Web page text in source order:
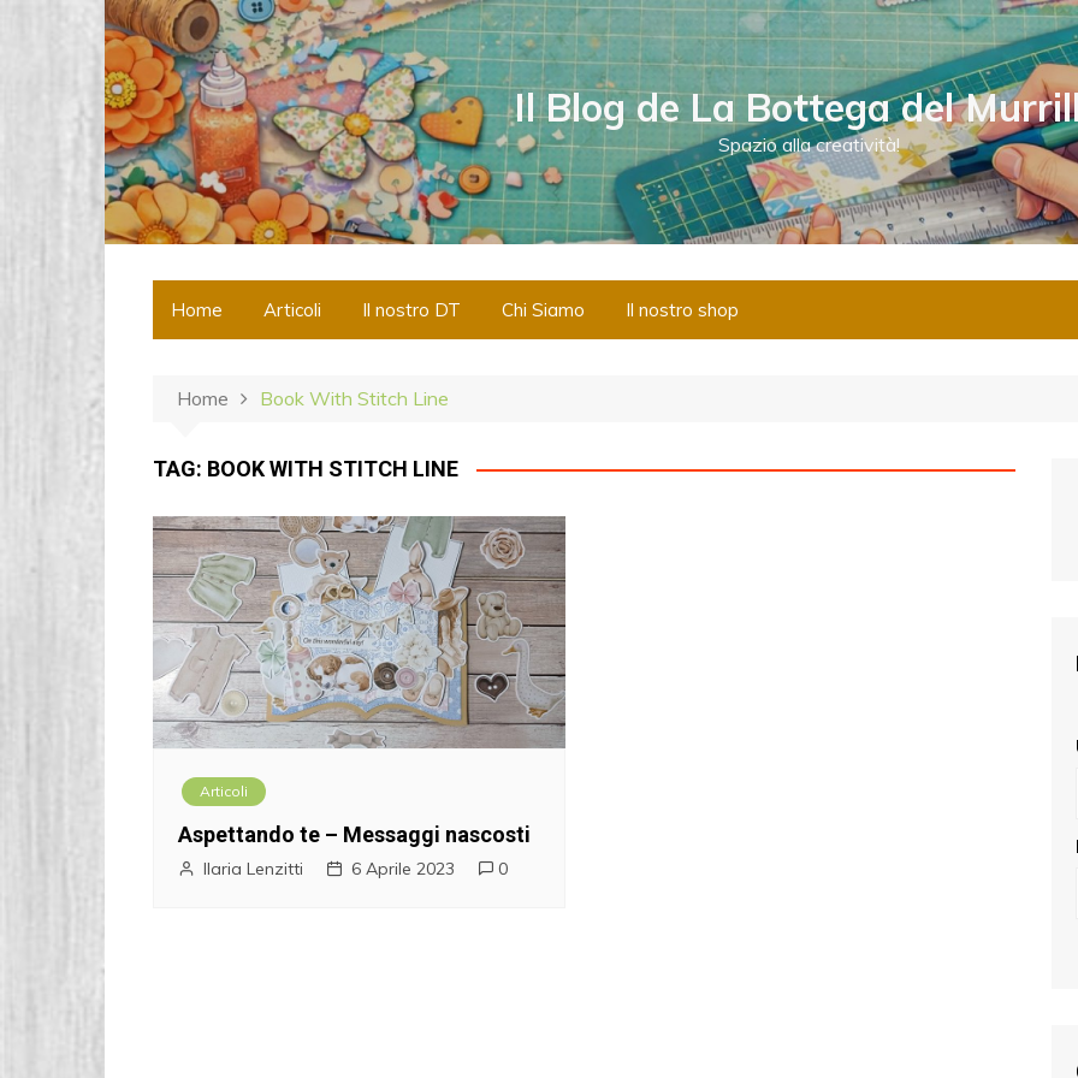
Il Blog de La Bottega del
Spazio alla creatività!
Home Articoli Il nostro DT Chi Siamo Il nostro shop
Home Book With Stitch Line
TAG: BOOK WITH STITCH LINE
Articoli
Aspettando te – Messaggi nascosti
Ilaria Lenzitti 6 Aprile 2023 0